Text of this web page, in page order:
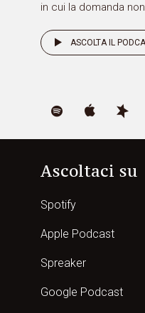
in cui la domanda
ASCOLTA IL
Ascoltaci su
Spotify
Apple Podcast
Spreaker
Google Podcast